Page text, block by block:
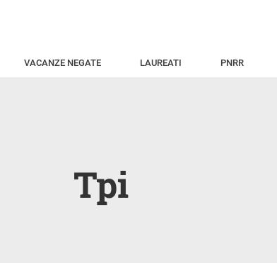
VACANZE NEGATE LAUREATI PNRR
Tpi